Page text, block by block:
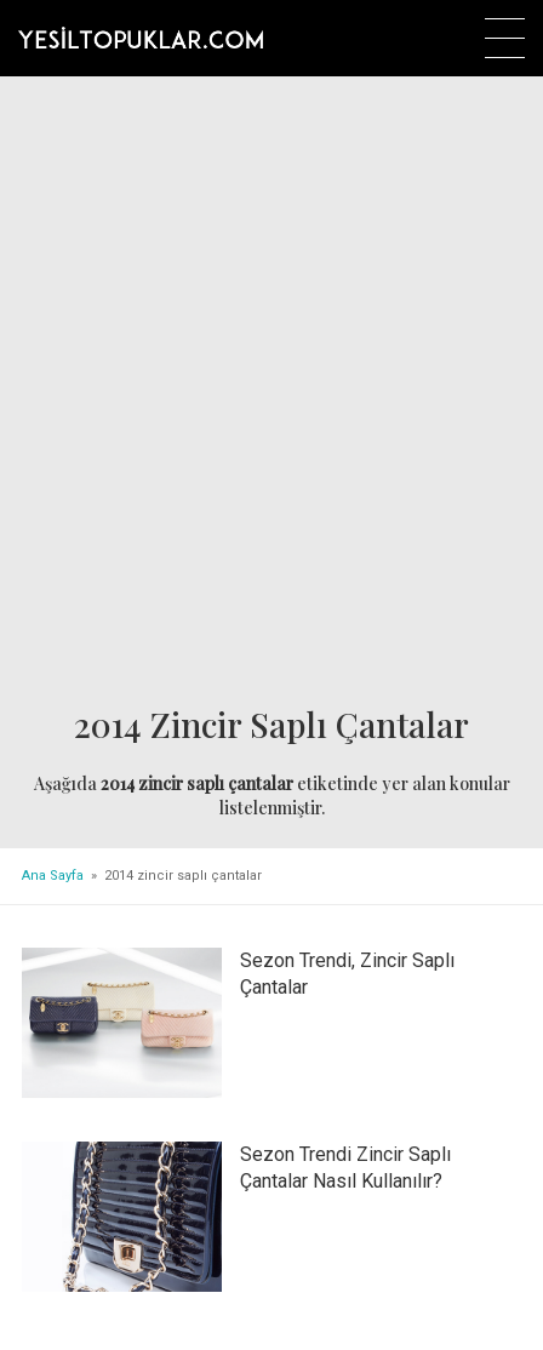
2014 Zincir Saplı Çantalar
Aşağıda2014 zincir saplı çantalaretiketinde yer alan konular
listelenmiştir.
Ana Sayfa » 2014 zincir saplı çantalar
Sezon Trendi, Zincir Saplı
Çantalar
Sezon Trendi Zincir Saplı
Çantalar Nasıl Kullanılır?